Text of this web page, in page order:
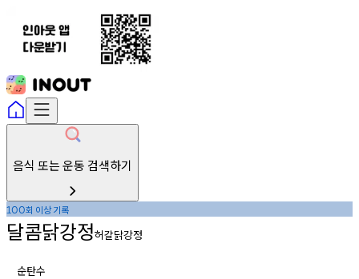
음식 또는 운동 검색하기
100회 이상기록
달콤닭강정허갈닭강정
순탄수